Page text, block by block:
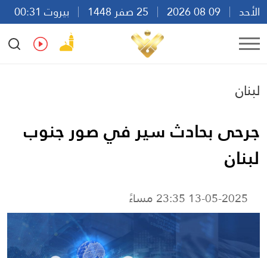
الأحد
بيروت 00:31
Ar
En Fr Es
لبنان
جرحى بحادث سير في صور جنوب
لبنان
13-05-2025 23:35 مساءً